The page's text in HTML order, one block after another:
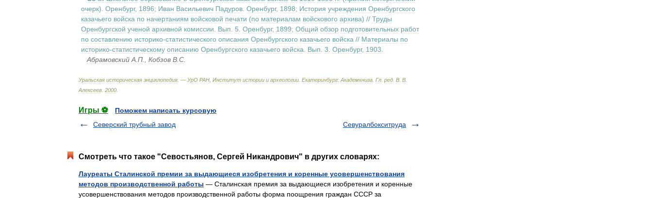
очерк). Оренбург, 1896; Иван Васильевич Падуров Оренбург, 1898; История учреждения Оренбургского
казачьего войска по начертаниям войсковой печати (по материалам войскового архива) // Труды
Оренбургской ученой архивной комиссии Вып 5 Оренбург, 1899; Общий обзор подготовительных работ
по составлению историко-статистического описания Оренбургского казачьего войска // Материалы по
историко-статистическому описанию Оренбургского казачьего войска Вып 3 Оренбург, 1903
Абрамовский А П Кобзов В С
Уральская историческая энциклопедия . — УрО РАН Институт истории и археологии Екатеринбург: Академкнига Гл ред В В
Алексеев 2000
Игры ⚽
Поможем написать курсовую
Северский трубный завод
Севуралбокситруда
Смотреть что такое "Севостьянов, Сергей Никандрович" в других словарях:
Лауреаты Сталинской премии за выдающиеся изобретения и коренные усовершенствования
методов производственной работы — Сталинская премия за выдающиеся изобретения и коренные
усовершенствования методов производственной работы форма поощрения граждан СССР за